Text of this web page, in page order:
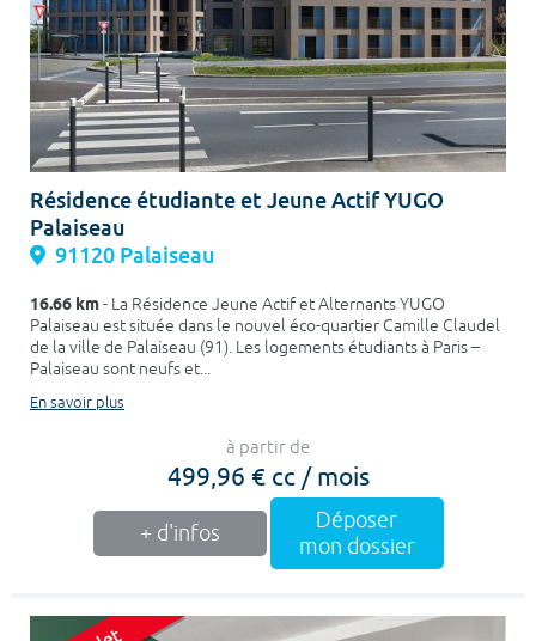
Résidence étudiante et Jeune Actif YUGO
Palaiseau
91120 Palaiseau
16.66 km- La Résidence Jeune Actif et Alternants YUGO
Palaiseau est située dans le nouvel éco-quartier Camille Claudel
de la ville de Palaiseau (91). Les logements étudiants à Paris –
Palaiseau sont neufs et...
En savoir plus
à partir de
499,96 € cc / mois
+ d'infos
Déposer
mon dossier